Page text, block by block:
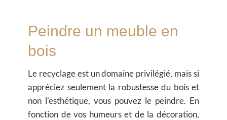
Peindre un meuble en
bois
Le recyclage est un domaine privilégié, mais si
appréciez seulement la robustesse du bois et
non l’esthétique, vous pouvez le peindre. En
fonction de vos humeurs et de la décoration,